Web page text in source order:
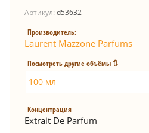
Артикул: d53632
Производитель:
Laurent Mazzone Parfums
Посмотреть другие объёмы 🔃
100 мл
Концентрация
Extrait De Parfum